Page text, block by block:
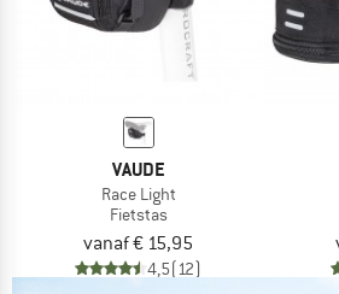
VAUDE
Race Light
Fietstas
vanaf € 15,95
4,5(12)